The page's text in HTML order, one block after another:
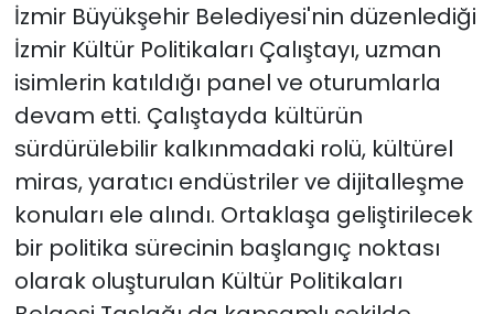
İzmir Büyükşehir Belediyesi'nin düzenlediği
İzmir Kültür Politikaları Çalıştayı, uzman
isimlerin katıldığı panel ve oturumlarla
devam etti. Çalıştayda kültürün
sürdürülebilir kalkınmadaki rolü, kültürel
miras, yaratıcı endüstriler ve dijitalleşme
konuları ele alındı. Ortaklaşa geliştirilecek
bir politika sürecinin başlangıç noktası
olarak oluşturulan Kültür Politikaları